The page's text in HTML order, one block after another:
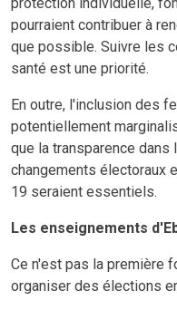
pourraient contribuer à
que possible. Suivre les
santé est une priorité.
En outre, l'inclusion des
potentiellement
que la transparence
changements électoraux
19 seraient essentiels.
Les enseignements
Ce n'est pas la première
organiser des élections